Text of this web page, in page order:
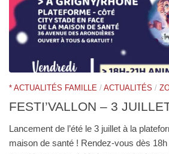
* ACTUALITÉS FAMILLE / ACTUALITÉS /
FESTI’VALLON – 3
Lancement de l’été le 3 juillet à la
maison de santé ! Rendez-vous dès